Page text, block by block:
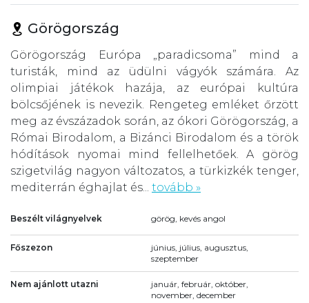
Görögország
Görögország Európa „paradicsoma” mind a
turisták, mind az üdülni vágyók számára. Az
olimpiai játékok hazája, az európai kultúra
bölcsőjének is nevezik. Rengeteg emléket őrzött
meg az évszázadok során, az ókori Görögország, a
Római Birodalom, a Bizánci Birodalom és a török
hódítások nyomai mind fellelhetőek. A görög
szigetvilág nagyon változatos, a türkizkék tenger,
mediterrán éghajlat és... tovább »
Beszélt világnyelvek görög, kevés angol
Főszezon
június, július, augusztus,
szeptember
Nem ajánlott utazni
január, február, október,
november, december